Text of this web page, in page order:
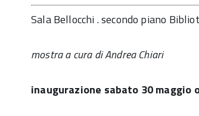
Sala Bellocchi . secondo piano
mostra a cura di Andrea Chiari
inaugurazione sabato 30 maggio